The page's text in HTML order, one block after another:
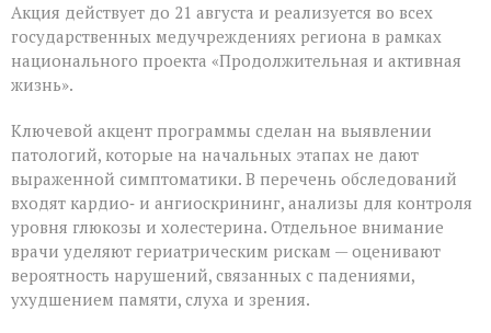
людей
«серебряного»
возраста
Акция действует до 21 августа и реализуется во всех
государственных медучреждениях региона в рамках
национального проекта «Продолжительная и активная
жизнь».
Ключевой акцент программы сделан на выявлении
патологий, которые на начальных этапах не дают
выраженной симптоматики. В перечень обследований
входят кардио‑ и ангиоскрининг, анализы для контроля
уровня глюкозы и холестерина. Отдельное внимание
врачи уделяют гериатрическим рискам — оценивают
вероятность нарушений, связанных с падениями,
ухудшением памяти, слуха и зрения.